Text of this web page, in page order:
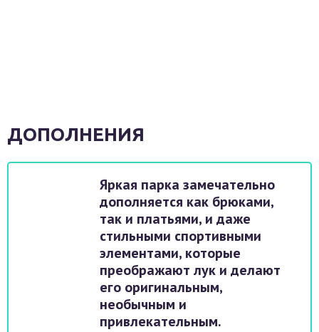
ДОПОЛНЕНИЯ
Яркая парка замечательно
дополняется как брюками,
так и платьями, и даже
стильными спортивными
элементами, которые
преображают лук и делают
его оригинальным,
необычным и
привлекательным.